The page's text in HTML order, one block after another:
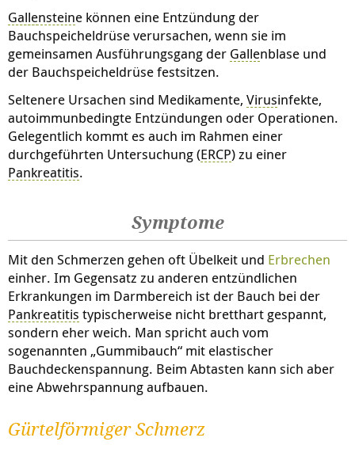
Gallensteine können eine Entzündung der
Bauchspeicheldrüse verursachen, wenn sie im
gemeinsamen Ausführungsgang der Gallenblase und
der Bauchspeicheldrüse festsitzen.
Seltenere Ursachen sind Medikamente, Virusinfekte,
autoimmunbedingte Entzündungen oder Operationen.
Gelegentlich kommt es auch im Rahmen einer
durchgeführten Untersuchung (ERCP) zu einer
Pankreatitis.
Symptome
Mit den Schmerzen gehen oft Übelkeit und Erbrechen
einher. Im Gegensatz zu anderen entzündlichen
Erkrankungen im Darmbereich ist der Bauch bei der
Pankreatitis typischerweise nicht bretthart gespannt,
sondern eher weich. Man spricht auch vom
sogenannten „Gummibauch“ mit elastischer
Bauchdeckenspannung. Beim Abtasten kann sich aber
eine Abwehrspannung aufbauen.
Gürtelförmiger Schmerz